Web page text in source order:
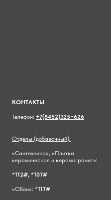
КОНТАКТЫ
Телефон: +7(8452)325−626
Отделы (добавочный):
«Сантехника», «Плитка
керамическая и керамогранит»:
*112#, *107#
«Обои»: *117#